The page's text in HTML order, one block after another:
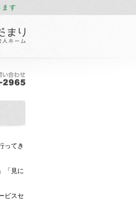
す
ってき
「見に
ビスセ